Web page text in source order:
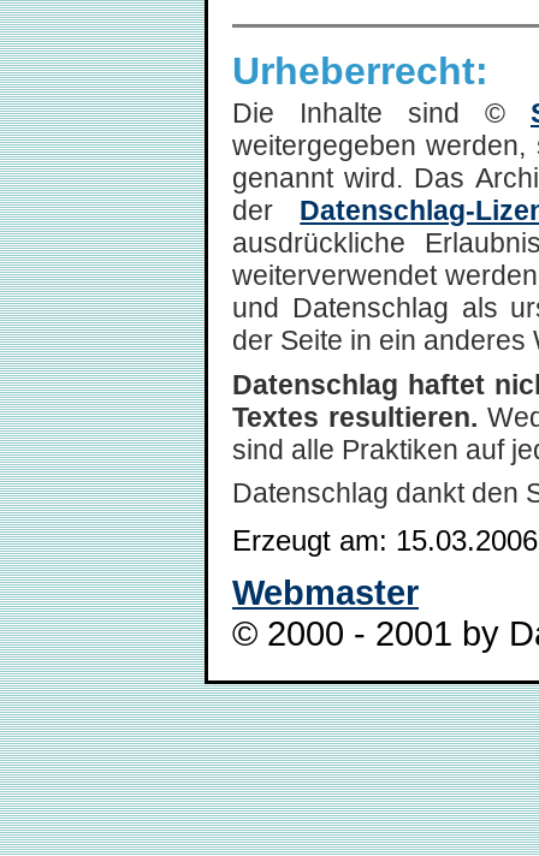
Urheberrecht:
Die Inhalte sind ©
weitergegeben
genannt wird. Das
der Datenschlag-
ausdrückliche
weiterverwendet
und Datenschlag als
der Seite in ein
Datenschlag haftet
Textes resultieren.
sind alle Praktiken auf
Datenschlag dankt den
Erzeugt am: 15.03.2006
Webmaster
© 2000 - 2001 by